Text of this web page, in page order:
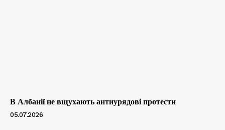
В Албанії не вщухають антиурядові протести
05.07.2026